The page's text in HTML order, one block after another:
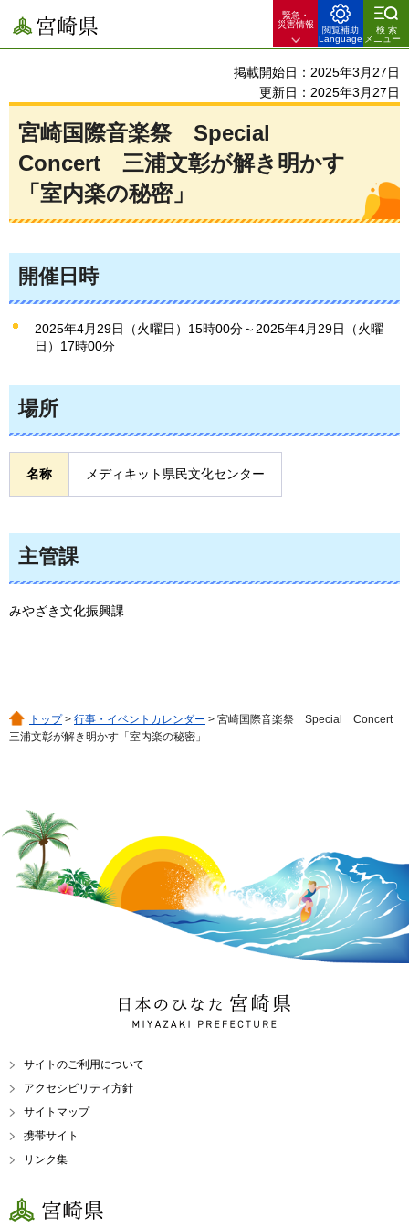
宮崎県
緊急・
災害情報
閲覧補助
Language
検索
メニュー
掲載開始日：2025年3月27日
更新日：2025年3月27日
宮崎国際音楽祭 Special
Concert 三浦文彰が解き明かす
「室内楽の秘密」
開催日時
2025年4月29日（火曜日）15時00分～2025年4月29日（火曜
日）17時00分
場所
名称 メディキット県民文化センター
主管課
みやざき文化振興課
トップ> 行事・イベントカレンダー > 宮崎国際音楽祭 Special Concert
三浦文彰が解き明かす「室内楽の秘密」
日本のひなた 宮崎県
MIYAZAKI PREFECTURE
サイトのご利用について
アクセシビリティ方針
サイトマップ
携帯サイト
リンク集
宮崎県